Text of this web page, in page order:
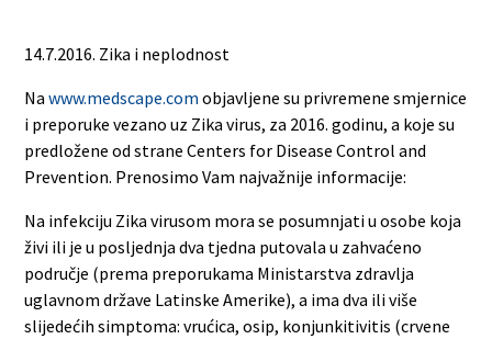
14.7.2016. Zika i neplodnost
Nawww.medscape.com objavljene su privremene smjernice
i preporuke vezano uz Zika virus, za 2016. godinu, a koje su
predložene od strane Centers for Disease Control and
Prevention. Prenosimo Vam najvažnije informacije:
Na infekciju Zika virusom mora se posumnjati u osobe koja
živi ili je u posljednja dva tjedna putovala u zahvaćeno
područje (prema preporukama Ministarstva zdravlja
uglavnom države Latinske Amerike), a ima dva ili više
slijedećih simptoma: vrućica, osip, konjunkitivitis (crvene